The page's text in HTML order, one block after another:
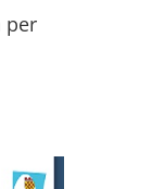
per